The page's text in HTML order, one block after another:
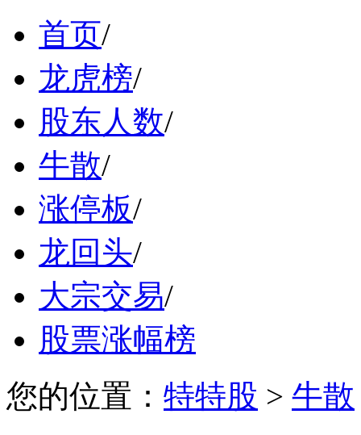
首页/
龙虎榜/
股东人数/
牛散/
涨停板/
龙回头/
大宗交易/
股票涨幅榜
您的位置： 特特股 > 牛散